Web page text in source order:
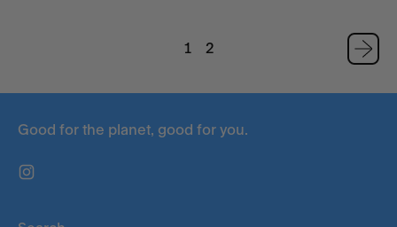
1 2
Good for the planet, good for you.